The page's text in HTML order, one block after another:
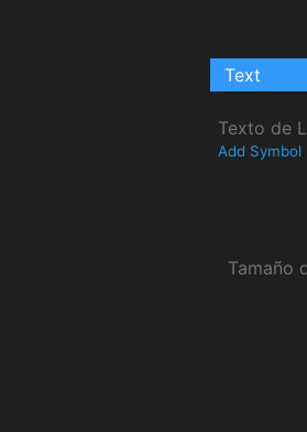
Text
Texto de
Add Symbol
Tamaño